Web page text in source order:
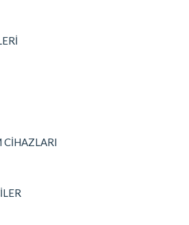
CİHAZLARI